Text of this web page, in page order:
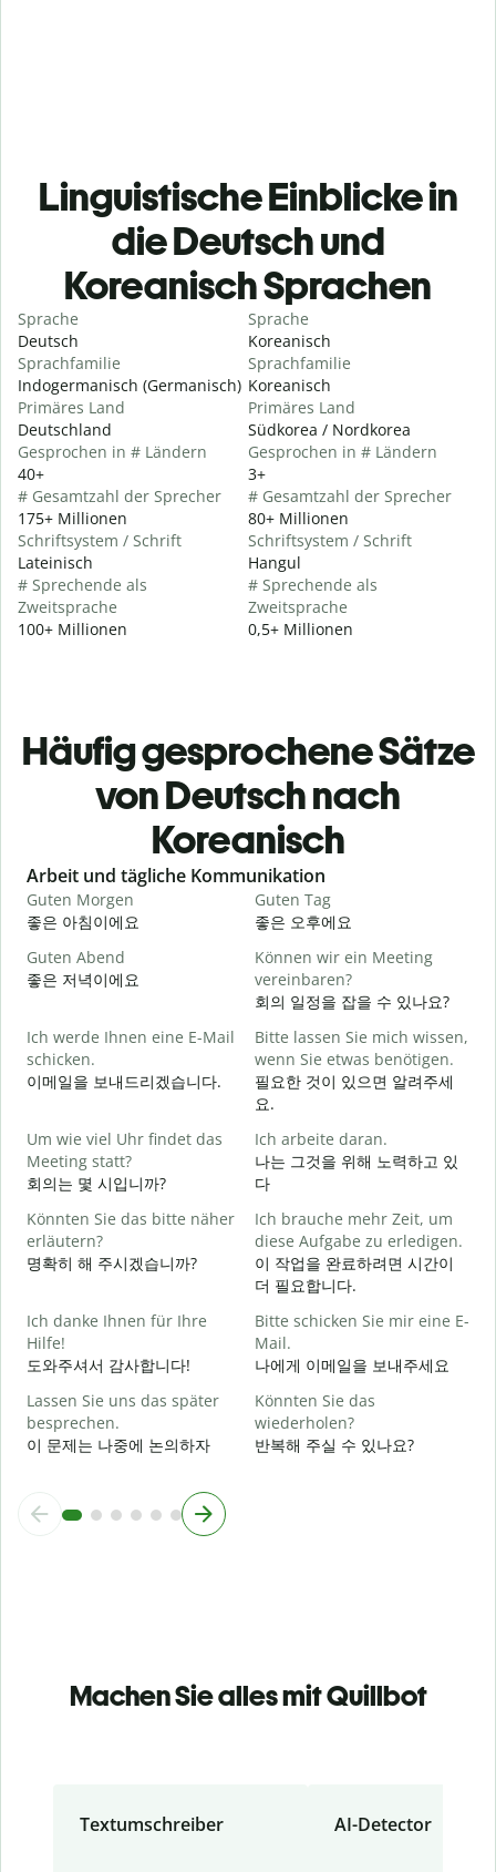
Linguistische Einblicke in
die Deutsch und
Koreanisch Sprachen
Sprache
Deutsch
Sprachfamilie
Indogermanisch (Germanisch)
Primäres Land
Deutschland
Gesprochen in # Ländern
40+
# Gesamtzahl der Sprecher
175+ Millionen
Schriftsystem / Schrift
Lateinisch
# Sprechende als
Zweitsprache
100+ Millionen
Sprache
Koreanisch
Sprachfamilie
Koreanisch
Primäres Land
Südkorea / Nordkorea
Gesprochen in # Ländern
3+
# Gesamtzahl der Sprecher
80+ Millionen
Schriftsystem / Schrift
Hangul
# Sprechende als
Zweitsprache
0,5+ Millionen
Häufig gesprochene Sätze
von Deutsch nach
Koreanisch
Slide 1 of 6
Arbeit und tägliche Kommunikation
Guten Morgen
좋은 아침이에요
Guten Tag
좋은 오후에요
Guten Abend
좋은 저녁이에요
Können wir ein Meeting
vereinbaren?
회의 일정을 잡을 수 있나요?
Ich werde Ihnen eine E-Mail
schicken.
이메일을 보내드리겠습니다.
Bitte lassen Sie mich wissen,
wenn Sie etwas benötigen.
필요한 것이 있으면 알려주세
요.
Um wie viel Uhr findet das
Meeting statt?
회의는 몇 시입니까?
Ich arbeite daran.
나는 그것을 위해 노력하고 있
다
Könnten Sie das bitte näher
erläutern?
명확히 해 주시겠습니까?
Ich brauche mehr Zeit, um
diese Aufgabe zu erledigen.
이 작업을 완료하려면 시간이
더 필요합니다.
Ich danke Ihnen für Ihre
Hilfe!
도와주셔서 감사합니다!
Bitte schicken Sie mir eine E-
Mail.
나에게 이메일을 보내주세요
Lassen Sie uns das später
besprechen.
이 문제는 나중에 논의하자
Könnten Sie das
wiederholen?
반복해 주실 수 있나요?
Machen Sie alles mit Quillbot
Textumschreiber AI-Detector